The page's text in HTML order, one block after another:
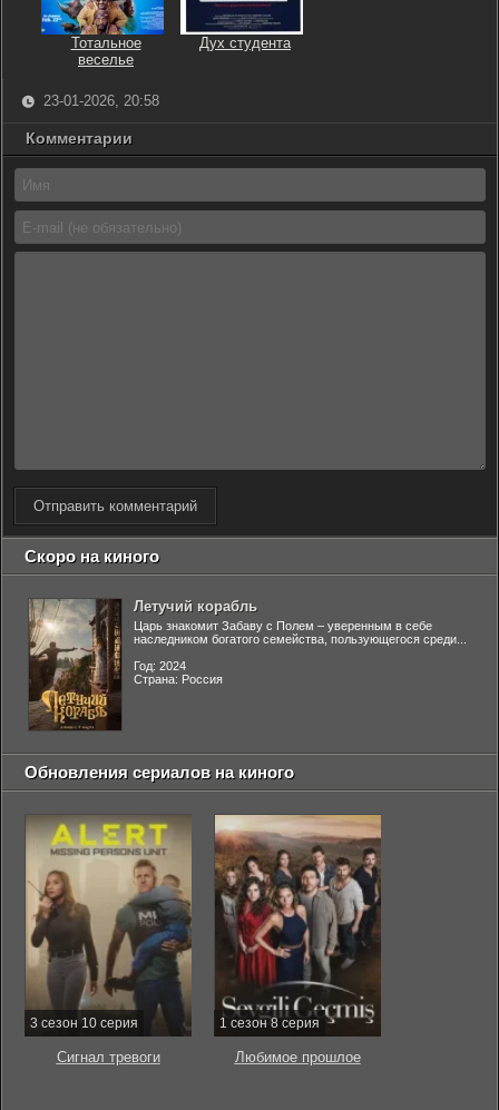
Тотальное
веселье
Дух студента
23-01-2026, 20:58
Комментарии
Отправить комментарий
Скоро на киного
Летучий корабль
Царь знакомит Забаву с Полем – уверенным в себе
наследником богатого семейства, пользующегося среди...
Год: 2024
Страна: Россия
Обновления сериалов на киного
3 сезон 10 серия
Сигнал тревоги
1 сезон 8 серия
Любимое прошлое